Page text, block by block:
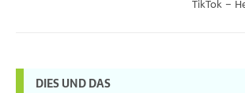
TikTok –
DIES UND DAS